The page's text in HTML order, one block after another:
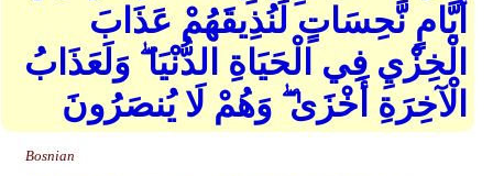
أَيَّامٍ نَّحِسَاتٍ لِّنُذِيقَهُمْ عَذَابَ
الْخِزْيِ فِي الْحَيَاةِ الدُّنْيَا ۖ وَلَعَذَابُ
الْآخِرَةِ أَخْزَىٰ ۖ وَهُمْ لَا يُنصَرُونَ
Bosnian